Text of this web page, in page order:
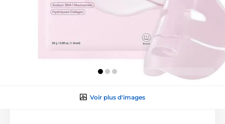
Voir plus d'images